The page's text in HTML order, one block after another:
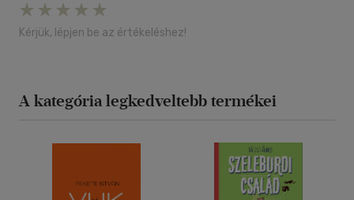
Kérjük, lépjen be az értékeléshez!
A kategória legkedveltebb termékei